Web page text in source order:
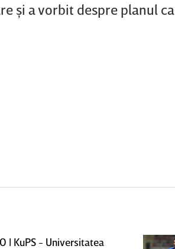
şi a vorbit despre planul
| KuPS - Universitatea